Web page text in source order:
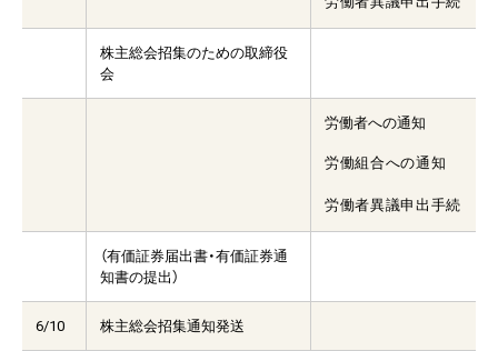
株主総会招集のための取締役
会
労働者への通知
労働組合への通知
労働者異議申出手続
（有価証券届出書・有価証券通
知書の提出）
6/10 株主総会招集通知発送